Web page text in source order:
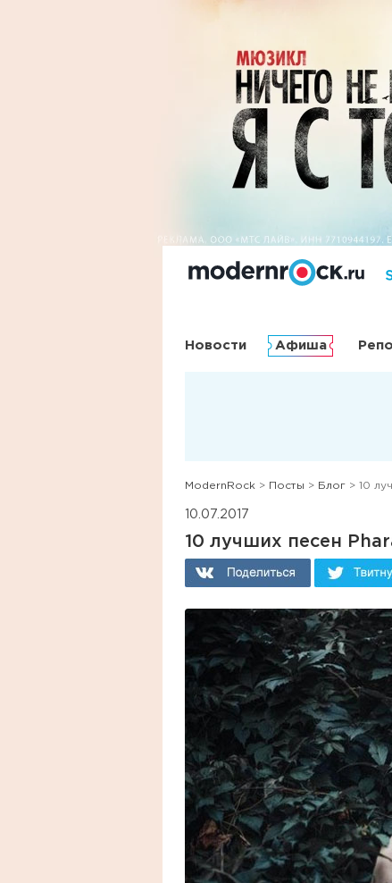
Новости Афиша
ModernRock > Посты > Блог > 10
10.07.2017
10 лучших песен